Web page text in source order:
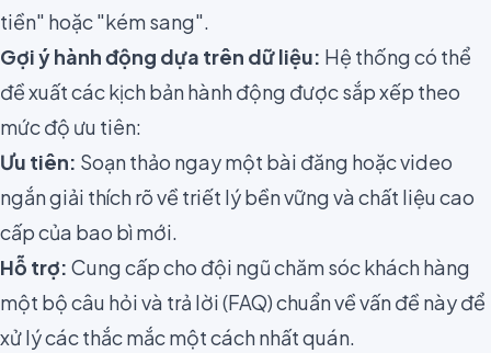
tiền" hoặc "kém sang".
Gợi ý hành động dựa trên dữ liệu: Hệ thống có thể
đề xuất các kịch bản hành động được sắp xếp theo
mức độ ưu tiên:
Ưu tiên: Soạn thảo ngay một bài đăng hoặc video
ngắn giải thích rõ về triết lý bền vững và chất liệu cao
cấp của bao bì mới.
Hỗ trợ: Cung cấp cho đội ngũ chăm sóc khách hàng
một bộ câu hỏi và trả lời (FAQ) chuẩn về vấn đề này để
xử lý các thắc mắc một cách nhất quán.